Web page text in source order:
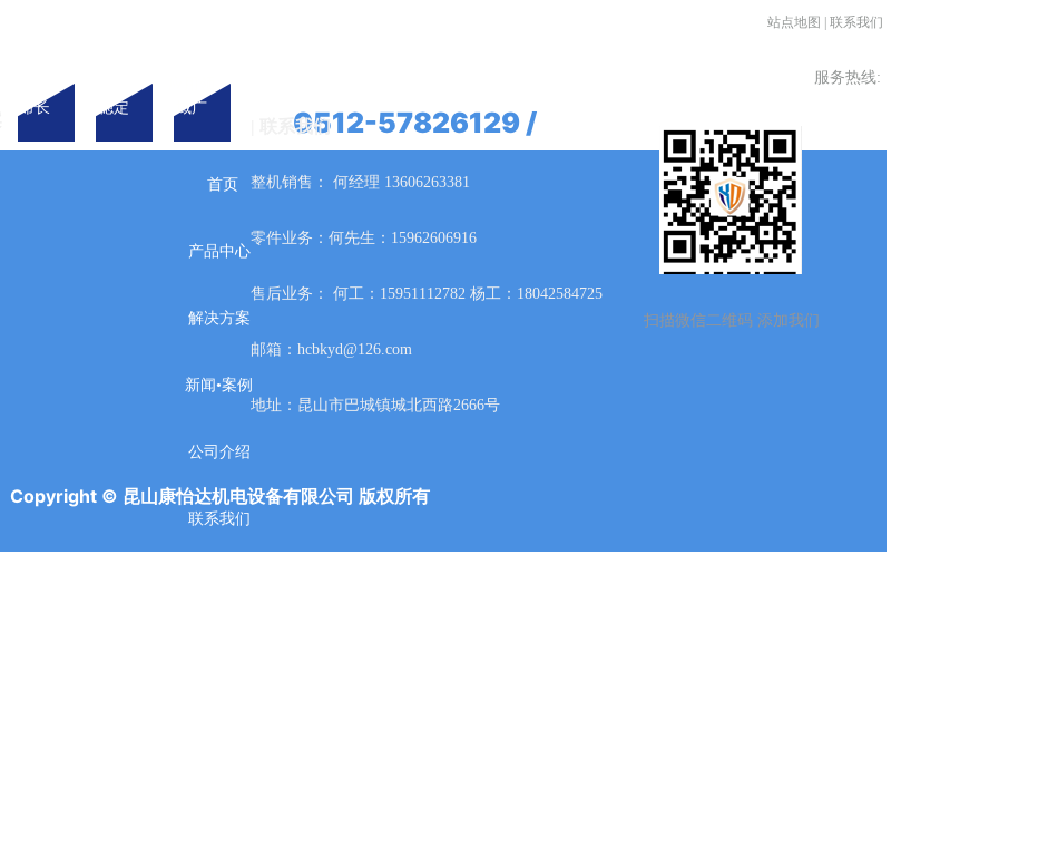
站点地图 联系我们
命长
稳定
域广
服务热线:
0512-57826129 /
13606263381/15962606916
首页
产品中心
解决方案
新闻•案例
公司介绍
联系我们
| 联系我们
整机销售： 何经理 13606263381
零件业务：何先生：15962606916
售后业务： 何工：15951112782 杨工：18042584725
邮箱：hcbkyd@126.com
地址：昆山市巴城镇城北西路2666号
扫描微信二维码 添加我们
Copyright © 昆山康怡达机电设备有限公司 版权所有